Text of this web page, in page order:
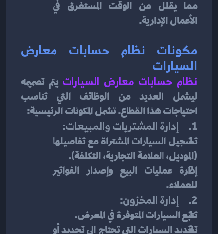
الأعمال الإدارية.
السيارات
نظام حسابات معارض السيارات
احتياجات هذا القطاع. تشمل المكونات الرئيسية:
1. إدارة المشتريات والمبيعات:
(الموديل، العلامة التجارية، التكلفة).
إدارة عمليات البيع وإصدار الفواتير
للعملاء.
2. إدارة المخزون:
تتبع السيارات المتوفرة في المعرض.